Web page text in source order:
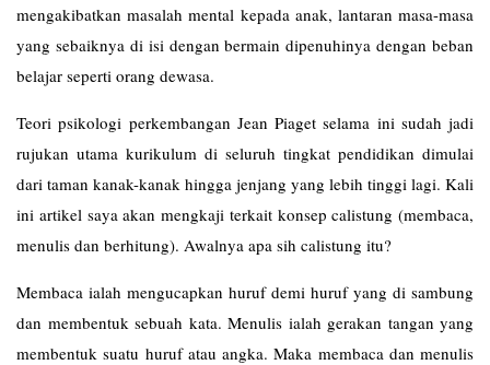
mengakibatkan masalah mental kepada anak, lantaran masa-masa
yang sebaiknya di isi dengan bermain dipenuhinya dengan beban
belajar seperti orang dewasa.
Teori psikologi perkembangan Jean Piaget selama ini sudah jadi
rujukan utama kurikulum di seluruh tingkat pendidikan dimulai
dari taman kanak-kanak hingga jenjang yang lebih tinggi lagi. Kali
ini artikel saya akan mengkaji terkait konsep calistung (membaca,
menulis dan berhitung). Awalnya apa sih calistung itu?
Membaca ialah mengucapkan huruf demi huruf yang di sambung
dan membentuk sebuah kata. Menulis ialah gerakan tangan yang
membentuk suatu huruf atau angka. Maka membaca dan menulis